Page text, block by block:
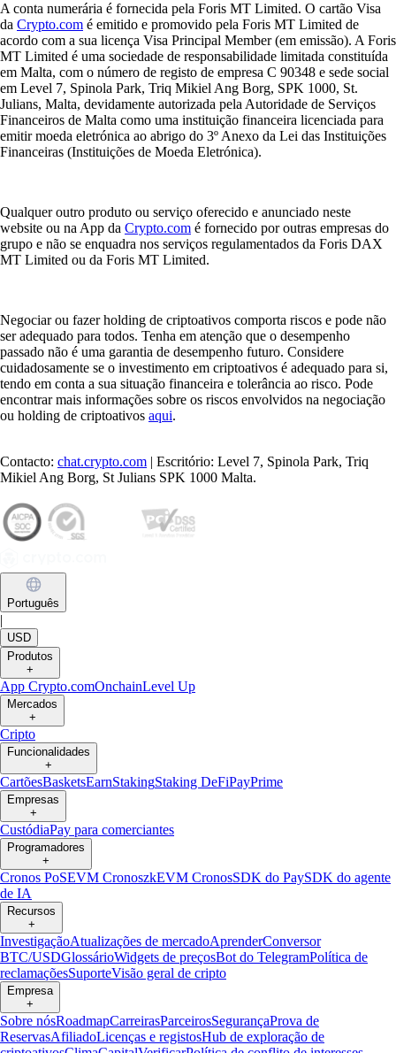
A conta numerária é fornecida pela Foris MT Limited. O cartão Visa
da Crypto.com é emitido e promovido pela Foris MT Limited de
acordo com a sua licença Visa Principal Member (em emissão). A Foris
MT Limited é uma sociedade de responsabilidade limitada constituída
em Malta, com o número de registo de empresa C 90348 e sede social
em Level 7, Spinola Park, Triq Mikiel Ang Borg, SPK 1000, St.
Julians, Malta, devidamente autorizada pela Autoridade de Serviços
Financeiros de Malta como uma instituição financeira licenciada para
emitir moeda eletrónica ao abrigo do 3º Anexo da Lei das Instituições
Financeiras (Instituições de Moeda Eletrónica).
Qualquer outro produto ou serviço oferecido e anunciado neste
website ou na App da Crypto.com é fornecido por outras empresas do
grupo e não se enquadra nos serviços regulamentados da Foris DAX
MT Limited ou da Foris MT Limited.
Negociar ou fazer holding de criptoativos comporta riscos e pode não
ser adequado para todos. Tenha em atenção que o desempenho
passado não é uma garantia de desempenho futuro. Considere
cuidadosamente se o investimento em criptoativos é adequado para si,
tendo em conta a sua situação financeira e tolerância ao risco. Pode
encontrar mais informações sobre os riscos envolvidos na negociação
ou holding de criptoativos aqui.
Contacto: chat.crypto.com | Escritório: Level 7, Spinola Park, Triq
Mikiel Ang Borg, St Julians SPK 1000 Malta.
Português
|
USD
Produtos
+
App Crypto.comOnchainLevel Up
Mercados
+
Cripto
Funcionalidades
+
CartõesBasketsEarnStakingStaking DeFiPayPrime
Empresas
+
CustódiaPay para comerciantes
Programadores
+
Cronos PoSEVM CronoszkEVM CronosSDK do PaySDK do agente
de IA
Recursos
+
InvestigaçãoAtualizações de mercadoAprenderConversor
BTC/USDGlossárioWidgets de preçosBot do TelegramPolítica de
reclamaçõesSuporteVisão geral de cripto
Empresa
+
Sobre nósRoadmapCarreirasParceirosSegurançaProva de
ReservasAfiliadoLicenças e registosHub de exploração de